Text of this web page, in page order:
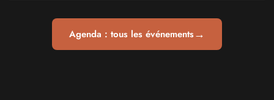
Agenda : tous les événements→